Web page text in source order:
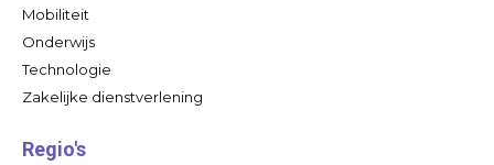
Mobiliteit
Onderwijs
Technologie
Zakelijke dienstverlening
Regio's